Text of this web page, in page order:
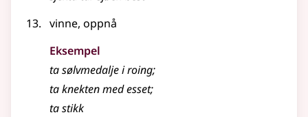
vinne, oppnå
Eksempel
ta sølvmedalje i roing;
ta knekten med esset;
ta stikk